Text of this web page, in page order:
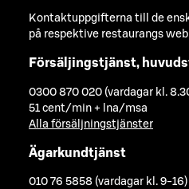
Kontaktuppgifterna till de
på respektive restaurangs
Försäljingstjänst,
0300 870 020 (vardagar kl.
51 cent/min + lna/msa
Alla försäljningstjänster
Ägarkundtjänst
010 76 5858 (vardagar kl. 9-16)